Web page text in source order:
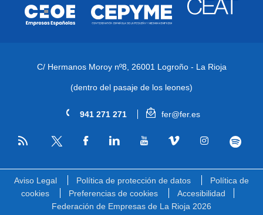
C/ Hermanos Moroy nº8, 26001 Logroño - La Rioja
(dentro del pasaje de los leones)
941 271 271 fer@fer.es
RSS
Aviso Legal Política de protección de datos
Política de
cookies
Preferencias de cookies
Accesibilidad
Federación de Empresas de La Rioja 2026